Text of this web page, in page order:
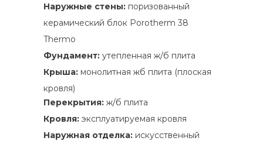
Наружные стены: поризованный
керамический блок Porotherm 38
Thermo
Фундамент: утепленная ж/б плита
Крыша: монолитная жб плита (плоская
кровля)
Перекрытия: ж/б плита
Кровля: эксплуатируемая кровля
Наружная отделка: искусственный